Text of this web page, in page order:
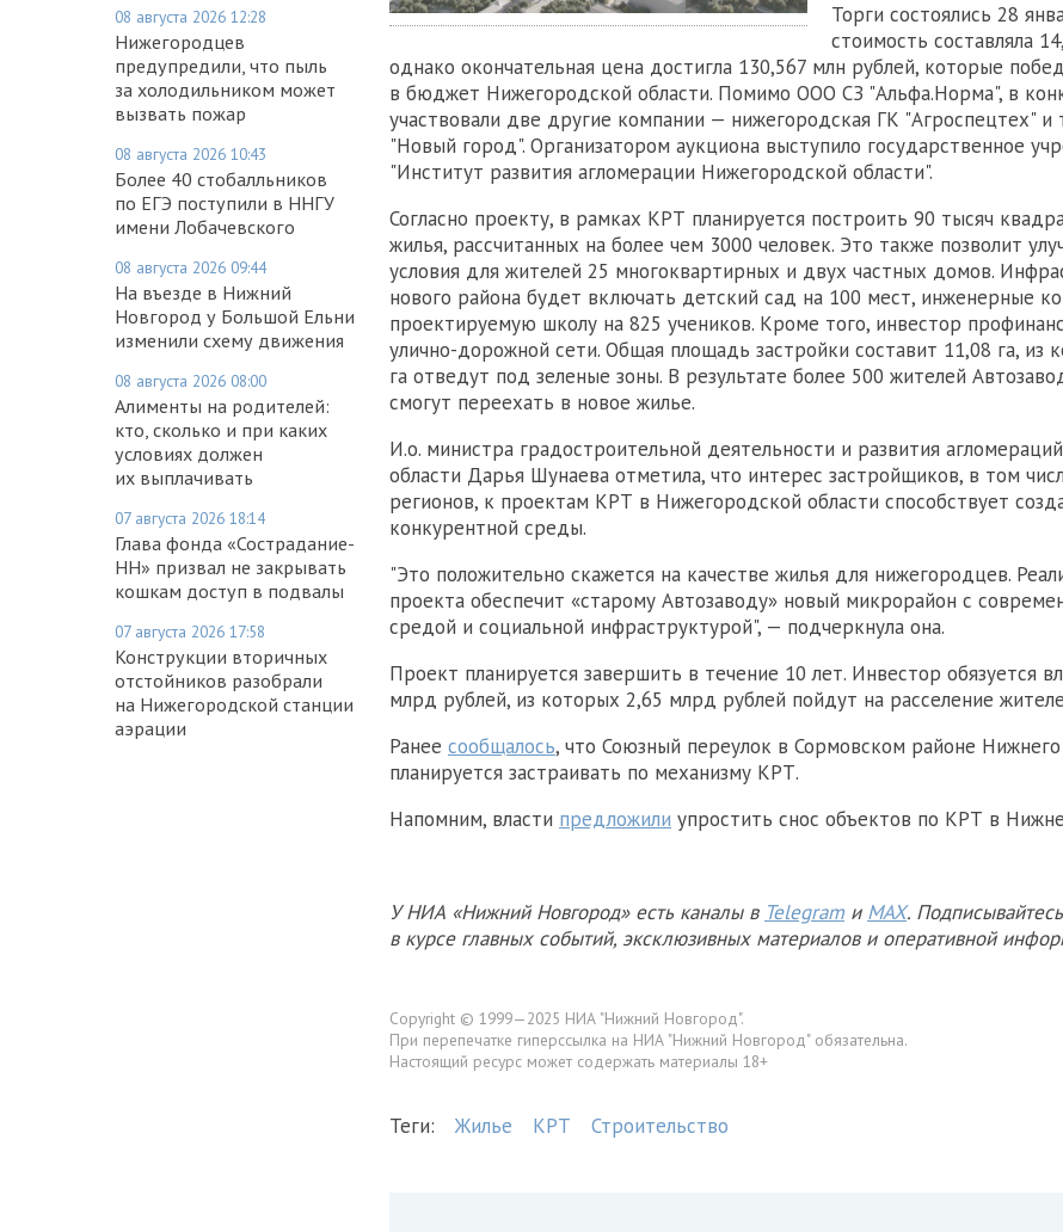
08 августа 2026 12:28
Нижегородцев
предупредили, что пыль
за холодильником может
вызвать пожар
08 августа 2026 10:43
Более 40 стобалльников
по ЕГЭ поступили в ННГУ
имени Лобачевского
08 августа 2026 09:44
На въезде в Нижний
Новгород у Большой Ельни
изменили схему движения
08 августа 2026 08:00
Алименты на родителей:
кто, сколько и при каких
условиях должен
их выплачивать
07 августа 2026 18:14
Глава фонда «Сострадание-
НН» призвал не закрывать
кошкам доступ в подвалы
07 августа 2026 17:58
Конструкции вторичных
отстойников разобрали
на Нижегородской станции
аэрации
Торги состоялись 28
стоимость составляла
однако окончательная цена достигла 130,567 млн рублей, которые
в бюджет Нижегородской области. Помимо ООО СЗ "Альфа.Норма", в
участвовали две другие компании — нижегородская ГК "Агроспецтех" и
"Новый город". Организатором аукциона выступило государственное
"Институт развития агломерации Нижегородской области".
Согласно проекту, в рамках КРТ планируется построить 90 тысяч
жилья, рассчитанных на более чем 3000 человек. Это также позволит
условия для жителей 25 многоквартирных и двух частных домов.
нового района будет включать детский сад на 100 мест, инженерные
проектируемую школу на 825 учеников. Кроме того, инвестор
улично-дорожной сети. Общая площадь застройки составит 11,08 га, из
га отведут под зеленые зоны. В результате более 500 жителей
смогут переехать в новое жилье.
И.о. министра градостроительной деятельности и развития
области Дарья Шунаева отметила, что интерес застройщиков, в том
регионов, к проектам КРТ в Нижегородской области способствует
конкурентной среды.
"Это положительно скажется на качестве жилья для нижегородцев.
проекта обеспечит «старому Автозаводу» новый микрорайон с
средой и социальной инфраструктурой", — подчеркнула она.
Проект планируется завершить в течение 10 лет. Инвестор обязуется
млрд рублей, из которых 2,65 млрд рублей пойдут на расселение
Ранее сообщалось, что Союзный переулок в Сормовском районе
планируется застраивать по механизму КРТ.
Напомним, власти предложили упростить снос объектов по КРТ в
У НИА «Нижний Новгород» есть каналы в Telegram и MAX.
в курсе главных событий, эксклюзивных материалов и оперативной
Copyright © 1999—2025 НИА "Нижний Новгород".
При перепечатке гиперссылка на НИА "Нижний Новгород" обязательна.
Настоящий ресурс может содержать материалы 18+
Теги: Жилье КРТ Строительство